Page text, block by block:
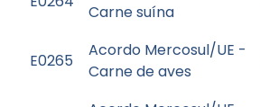
Carne suína
E0265
Acordo Mercosul/UE -
Carne de aves